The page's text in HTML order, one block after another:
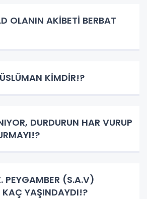
OLANIN AKİBETİ BERBAT
KİMDİR!?
DURDURUN HAR VURUP
PEYGAMBER (S.A.V)
KAÇ YAŞINDAYDI!?